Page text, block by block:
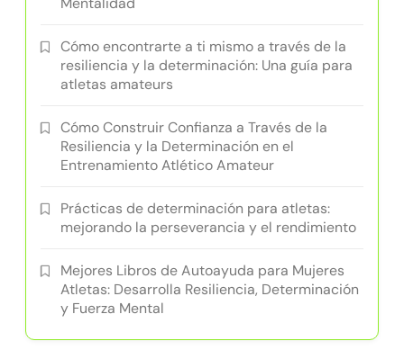
Cómo encontrarte a ti mismo a través de la
resiliencia y la determinación: Una guía para
atletas amateurs
Cómo Construir Confianza a Través de la
Resiliencia y la Determinación en el
Entrenamiento Atlético Amateur
Prácticas de determinación para atletas:
mejorando la perseverancia y el rendimiento
Mejores Libros de Autoayuda para Mujeres
Atletas: Desarrolla Resiliencia, Determinación
y Fuerza Mental